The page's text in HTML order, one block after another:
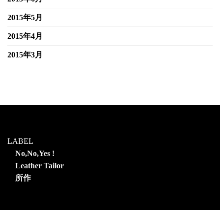
2015年5月
2015年4月
2015年3月
LABEL
No,No,Yes !
Leather Tailor
所作